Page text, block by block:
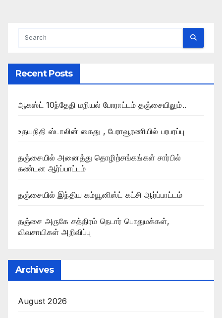
Recent Posts
ஆகஸ்ட் 10ந்தேதி மறியல் போராட்டம் தஞ்சையிலும்..
உதயநிதி ஸ்டாலின் கைது , பேராவூரணியில் பரபரப்பு
தஞ்சையில் அனைத்து தொழிற்சங்கங்கள் சார்பில்
கண்டன ஆர்ப்பாட்டம்
தஞ்சையில் இந்திய கம்யூனிஸ்ட் கட்சி ஆர்ப்பாட்டம்
தஞ்சை அருகே சத்திரம் நெடார் பொதுமக்கள்,
விவசாயிகள் அறிவிப்பு
Archives
August 2026